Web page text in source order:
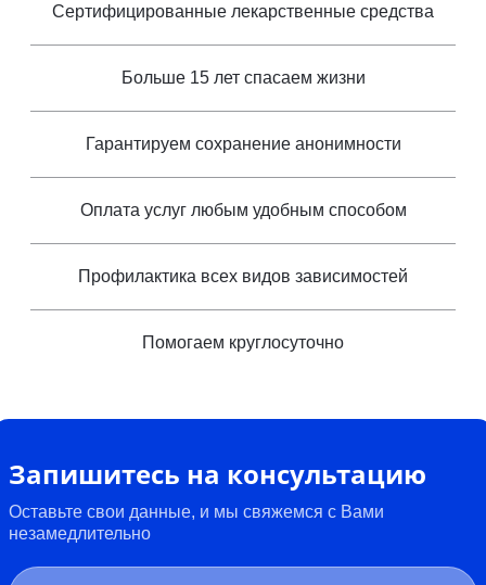
Сертифицированные лекарственные средства
Больше 15 лет спасаем жизни
Гарантируем сохранение анонимности
Оплата услуг любым удобным способом
Профилактика всех видов зависимостей
Помогаем круглосуточно
Запишитесь на консультацию
Оставьте свои данные, и мы свяжемся с Вами
незамедлительно